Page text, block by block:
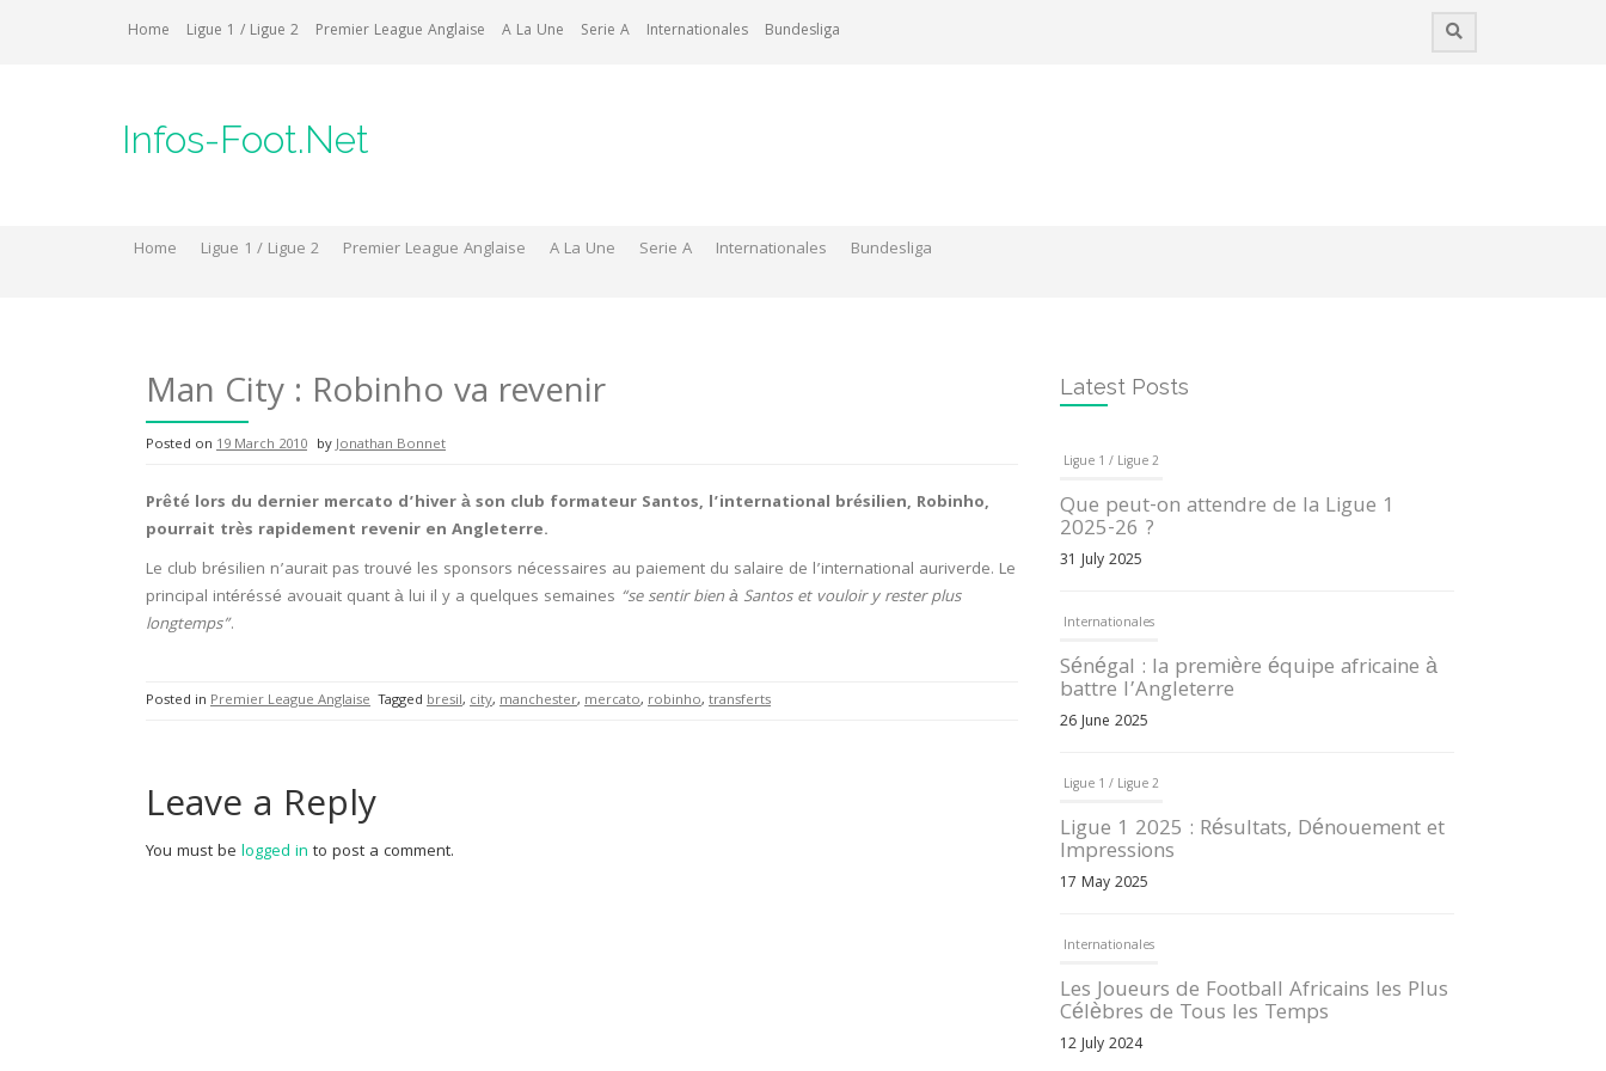
Home Ligue 1 / Ligue 2 Premier League Anglaise A La Une Serie A Internationales Bundesliga
Infos-Foot.Net
Home Ligue 1 / Ligue 2 Premier League Anglaise A La Une Serie A Internationales Bundesliga
Man City : Robinho va revenir
Posted on 19 March 2010 byJonathan Bonnet
Prêté lors du dernier mercato d’hiver à son club formateur Santos, l’international brésilien, Robinho,
pourrait très rapidement revenir en Angleterre.
Le club brésilien n’aurait pas trouvé les sponsors nécessaires au paiement du salaire de l’international auriverde. Le
principal intéréssé avouait quant à lui il y a quelques semaines “se sentir bien à Santos et vouloir y rester plus
longtemps”.
Posted in Premier League Anglaise Tagged bresil, city, manchester, mercato, robinho, transferts
Leave a Reply
You must be logged in to post a comment.
Latest Posts
Ligue 1 / Ligue 2
Que peut-on attendre de la Ligue 1
2025-26 ?
31 July 2025
Internationales
Sénégal : la première équipe africaine à
battre l’Angleterre
26 June 2025
Ligue 1 / Ligue 2
Ligue 1 2025 : Résultats, Dénouement et
Impressions
17 May 2025
Internationales
Les Joueurs de Football Africains les Plus
Célèbres de Tous les Temps
12 July 2024